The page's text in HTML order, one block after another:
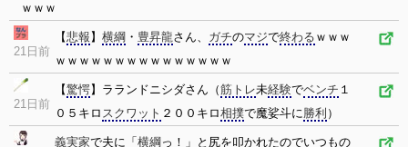
ｗｗｗ
21日前
【悲報 】 横綱 ・ 豊昇龍さん、 ガチのマジで終わる ｗｗｗ
ｗｗｗｗｗｗｗｗｗｗｗｗｗｗｗ
21日前
【驚愕】ラランドニシダさん（筋トレ未経験でベンチ １
０５キロ スクワット ２００キロ相撲で魔娑斗に勝利 ）
義実家で夫に「 横綱 っ！」と尻を叩かれたのでいつもの